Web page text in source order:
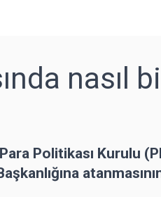
nasıl
Politikası Kurulu